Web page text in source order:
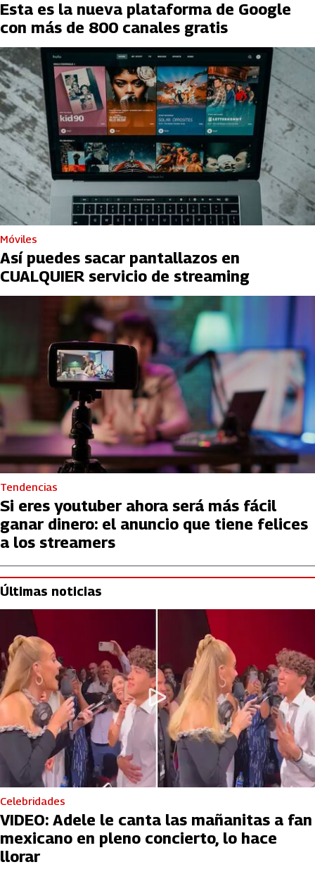
Esta es la nueva plataforma de Google
con más de 800 canales gratis
Móviles
Así puedes sacar pantallazos en
CUALQUIER servicio de streaming
Tendencias
Si eres youtuber ahora será más fácil
ganar dinero: el anuncio que tiene felices
a los streamers
Últimas noticias
Celebridades
VIDEO: Adele le canta las mañanitas a fan
mexicano en pleno concierto, lo hace
llorar